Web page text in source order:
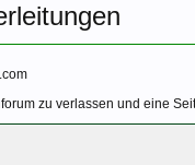
zu verlassen und eine